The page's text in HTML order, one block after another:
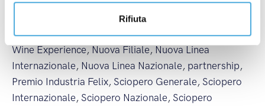
Rifiuta
Merano WineFestival
Champagne Experience,Monza Power Run,Monza
Wine Experience, Nuova Filiale, Nuova Linea
Internazionale, Nuova Linea Nazionale, partnership,
Premio Industria Felix, Sciopero Generale, Sciopero
Internazionale, Sciopero Nazionale, Sciopero